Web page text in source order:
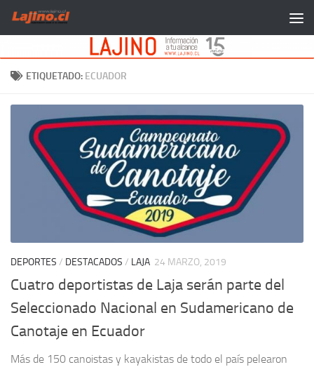
Saltar al contenido
ETIQUETADO: ECUADOR
DEPORTES / DESTACADOS / LAJA 24 MARZO, 2019
Cuatro deportistas de Laja serán parte del
Seleccionado Nacional en Sudamericano de
Canotaje en Ecuador
Más de 150 canoistas y kayakistas de todo el país pelearon